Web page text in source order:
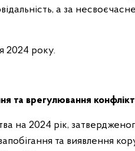
а за
2024 року.
та врегулювання
на 2024 рік,
та виявлення